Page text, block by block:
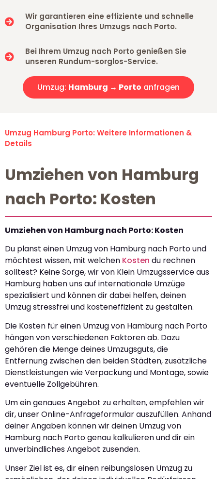
Wir garantieren eine effiziente und schnelle
Organisation Ihres Umzugs nach Porto.
Bei Ihrem Umzug nach Porto genießen Sie
unseren Rundum-sorglos-Service.
Umzug: Hamburg → Porto anfragen
Umzug Hamburg Porto: Weitere Informationen &
Details
Umziehen von Hamburg
nach Porto: Kosten
Umziehen von Hamburg nach Porto: Kosten
Du planst einen Umzug von Hamburg nach Porto und
möchtest wissen, mit welchen Kosten du rechnen
solltest? Keine Sorge, wir von Klein Umzugsservice aus
Hamburg haben uns auf internationale Umzüge
spezialisiert und können dir dabei helfen, deinen
Umzug stressfrei und kosteneffizient zu gestalten.
Die Kosten für einen Umzug von Hamburg nach Porto
hängen von verschiedenen Faktoren ab. Dazu
gehören die Menge deines Umzugsguts, die
Entfernung zwischen den beiden Städten, zusätzliche
Dienstleistungen wie Verpackung und Montage, sowie
eventuelle Zollgebühren.
Um ein genaues Angebot zu erhalten, empfehlen wir
dir, unser Online-Anfrageformular auszufüllen. Anhand
deiner Angaben können wir deinen Umzug von
Hamburg nach Porto genau kalkulieren und dir ein
unverbindliches Angebot zusenden.
Unser Ziel ist es, dir einen reibungslosen Umzug zu